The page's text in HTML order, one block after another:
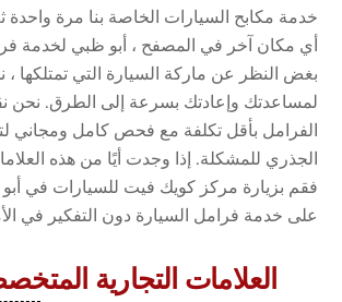
خدمة مكابح السيارات الخاصة بنا مرة
أي مكان آخر في المصفح ، أبو ظبي لخدمة
بغض النظر عن ماركة السيارة التي تمتلكها ،
لمساعدتك وإعادتك بسرعة إلى الطرق. نحن
الفرامل بأقل تكلفة مع فحص كامل ومجاني
الجذري للمشكلة. إذا وجدت أيًا من هذه
فقم بزيارة مركز كويك فيت للسيارات في
على خدمة فرامل السيارة دون التفكير في
العلامات التجارية